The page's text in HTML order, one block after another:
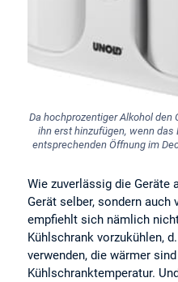
Da hochprozentiger Alkohol
ihn erst hinzufügen, wenn
entsprechenden Öffnung im
Wie zuverlässig die Geräte
Gerät selber, sondern auch
empfiehlt sich nämlich
Kühlschrank vorzukühlen,
verwenden, die wärmer
Kühlschranktemperatur.